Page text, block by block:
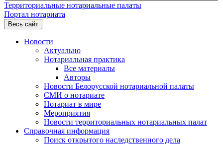
Территориальные нотариальные палаты
Портал нотариата
Весь сайт
Новости
Актуально
Нотариальная практика
Все материалы
Авторы
Новости Белорусской нотариальной палаты
СМИ о нотариате
Нотариат в мире
Мероприятия
Новости территориальных нотариальных палат
Справочная информация
Поиск открытого наследственного дела